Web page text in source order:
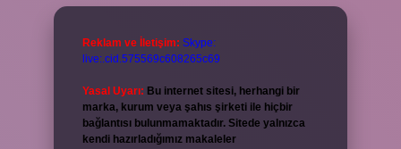
Reklam ve İletişim: Skype:
live:.cid.575569c608265c69
Yasal Uyarı: Bu internet sitesi, herhangi bir
marka, kurum veya şahıs şirketi ile hiçbir
bağlantısı bulunmamaktadır. Sitede yalnızca
kendi hazırladığımız makaleler